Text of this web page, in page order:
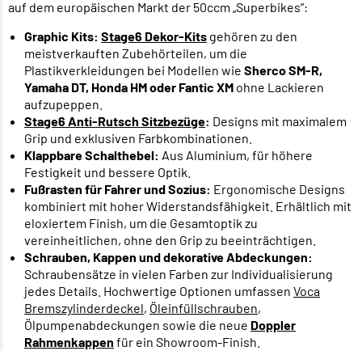
auf dem europäischen Markt der 50ccm „Superbikes“:
Graphic Kits: Stage6 Dekor-Kits gehören zu den
meistverkauften Zubehörteilen, um die
Plastikverkleidungen bei Modellen wie Sherco SM-R,
Yamaha DT, Honda HM oder Fantic XM ohne Lackieren
aufzupeppen.
Stage6 Anti-Rutsch Sitzbezüge: Designs mit maximalem
Grip und exklusiven Farbkombinationen.
Klappbare Schalthebel: Aus Aluminium, für höhere
Festigkeit und bessere Optik.
Fußrasten für Fahrer und Sozius: Ergonomische Designs
kombiniert mit hoher Widerstandsfähigkeit. Erhältlich mit
eloxiertem Finish, um die Gesamtoptik zu
vereinheitlichen, ohne den Grip zu beeinträchtigen.
Schrauben, Kappen und dekorative Abdeckungen:
Schraubensätze in vielen Farben zur Individualisierung
jedes Details. Hochwertige Optionen umfassen Voca
Bremszylinderdeckel, Öleinfüllschrauben,
Ölpumpenabdeckungen sowie die neue Doppler
Rahmenkappen für ein Showroom-Finish.